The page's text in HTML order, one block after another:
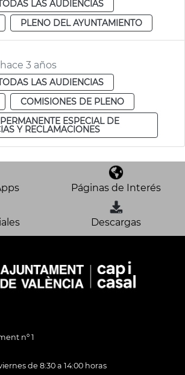
LAS AUDIENCIAS
PLENO DEL AYUNTAMIENTO
3 años
LAS AUDIENCIAS
COMISIONES DE PLENO
ESPECIAL DE
Y RECLAMACIONES
Páginas de Interés
Descargas
nº 1
de 8:30 a 14:00 horas